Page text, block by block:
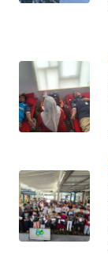
KARO
WN
SIMALUNGUN
WN
LABUHANBATU
WN
TAPANULI